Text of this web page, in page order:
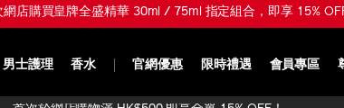
※ 入門首選 ULTIMUNE 皇牌全盛精華 30ml 組合 HK$650 (
男士護理 香水 官網優惠 限時禮遇 會員專區